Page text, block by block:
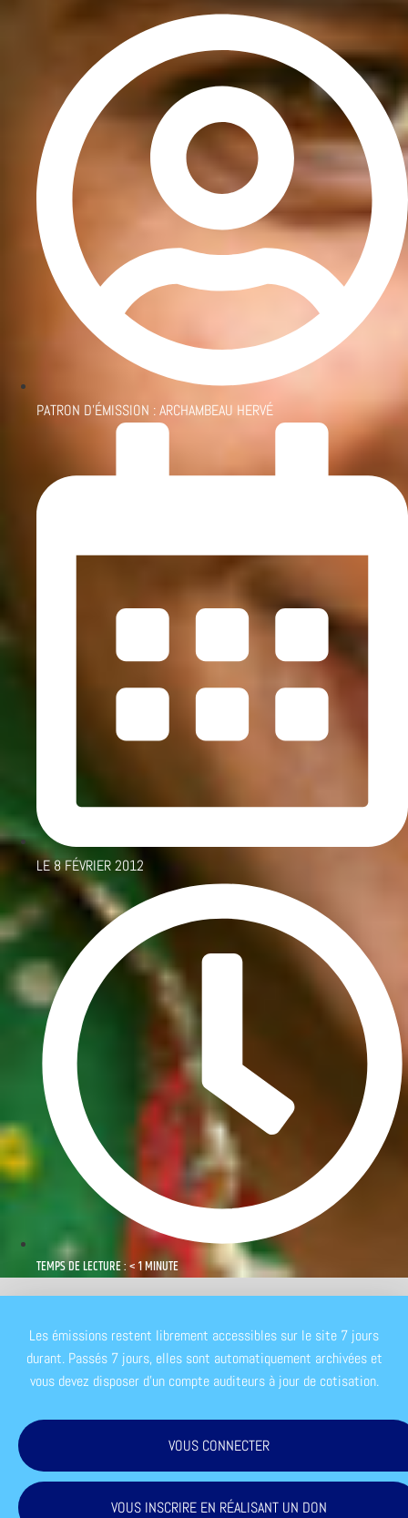
PATRON D'ÉMISSION :ARCHAMBEAU HERVÉ
LE8 FÉVRIER 2012
TEMPS DE LECTURE : < 1 MINUTE
Les émissions restent librement accessibles sur le site 7 jours
durant. Passés 7 jours, elles sont automatiquement archivées et
vous devez disposer d'un compte auditeurs à jour de cotisation.
VOUS CONNECTER
VOUS INSCRIRE EN RÉALISANT UN DON